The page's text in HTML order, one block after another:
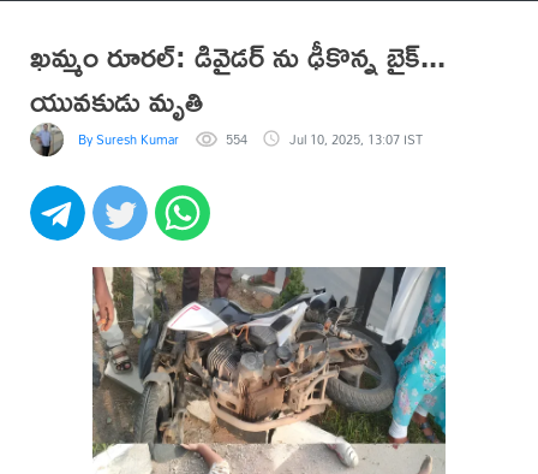
ఖమ్మం రూరల్: డివైడర్ ను ఢీకొన్న బైక్...
యువకుడు మృతి
By Suresh Kumar 554 Jul 10, 2025, 13:07 IST